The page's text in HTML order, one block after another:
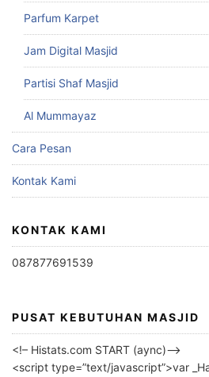
Parfum Karpet
Jam Digital Masjid
Partisi Shaf Masjid
Al Mummayaz
Cara Pesan
Kontak Kami
KONTAK KAMI
087877691539
PUSAT KEBUTUHAN MASJID
<!– Histats.com START (aync)–>
<script type=”text/javascript”>var